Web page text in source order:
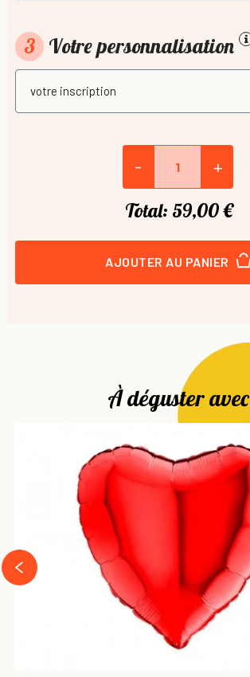
3 Votre personnalisation
- +
Total: 59,00 €
AJOUTER AU PANIER
À déguster avec
prev